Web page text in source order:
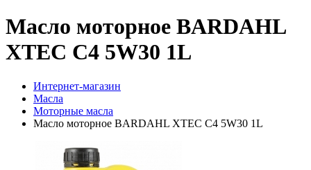
Масло моторное BARDAHL
XTEC C4 5W30 1L
Интернет-магазин
Масла
Моторные масла
Масло моторное BARDAHL XTEC C4 5W30 1L